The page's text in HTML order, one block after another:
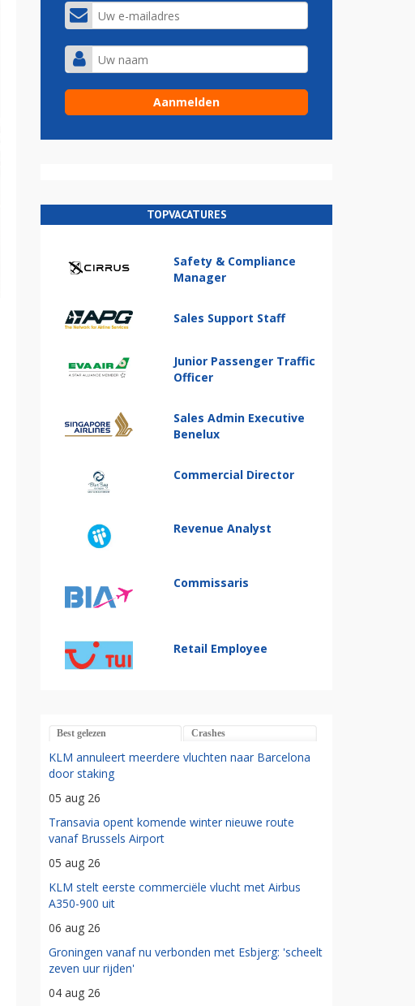
TOPVACATURES
Safety & Compliance
Manager
Sales Support Staff
Junior Passenger Traffic
Officer
Sales Admin Executive
Benelux
Commercial Director
Revenue Analyst
Commissaris
Retail Employee
Best gelezen Crashes
KLM annuleert meerdere vluchten naar Barcelona
door staking
05 aug 26
Transavia opent komende winter nieuwe route
vanaf Brussels Airport
05 aug 26
KLM stelt eerste commerciële vlucht met Airbus
A350-900 uit
06 aug 26
Groningen vanaf nu verbonden met Esbjerg: 'scheelt
zeven uur rijden'
04 aug 26